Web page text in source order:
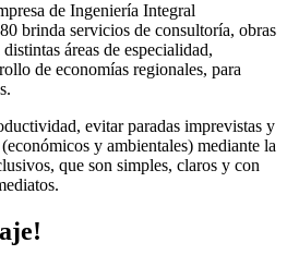
de Ingeniería Integral
brinda servicios de consultoría, obras
áreas de especialidad,
de economías regionales, para
evitar paradas imprevistas y
y ambientales) mediante la
que son simples, claros y con